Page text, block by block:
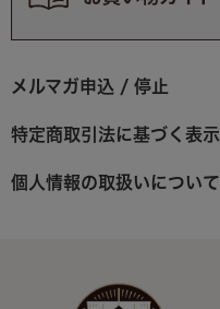
メルマガ申込 / 停止
特定商取引法に基づく表示
個人情報の取扱いについて